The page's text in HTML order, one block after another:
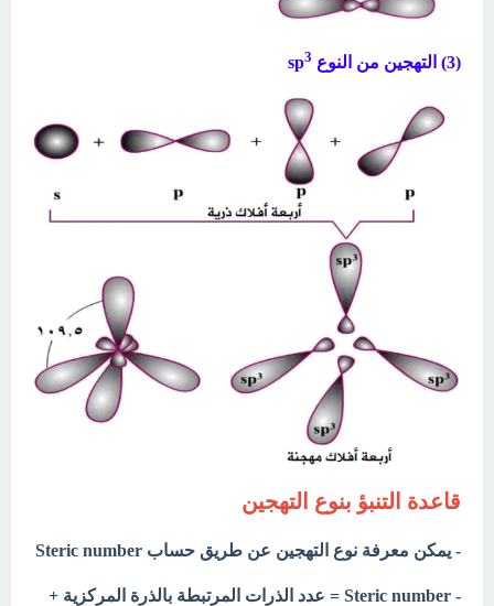
(3) التهجين من النوع sp 3
قاعدة التنبؤ بنوع التهجين
- يمكن معرفة نوع التهجين عن طريق حساب Steric number
- Steric number = عدد الذرات المرتبطة بالذرة المركزية +